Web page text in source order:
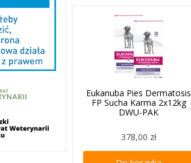
Eukanuba Pies Dermatosis
FP Sucha Karma 2x12kg
DWU-PAK
378,00 zł